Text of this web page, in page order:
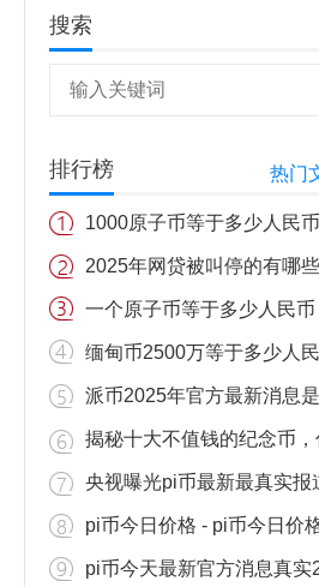
搜索
排行榜 热门
2025年网贷被叫停的有哪
缅甸币2500万等于多少人
pi币今日价格 - pi币今日价